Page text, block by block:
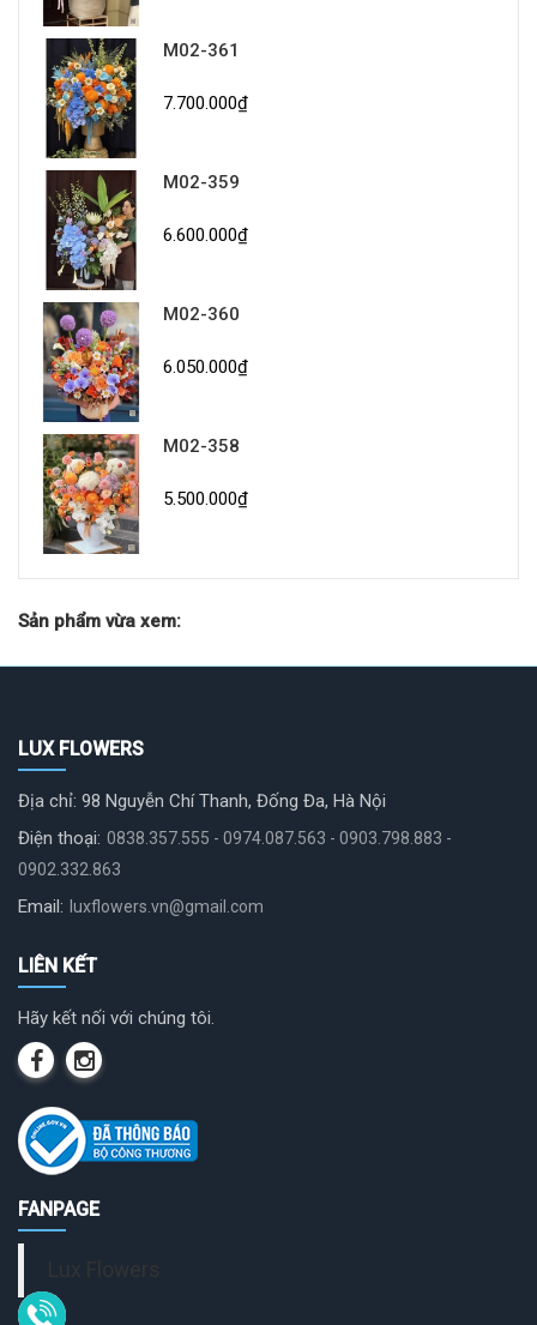
M02-361
7.700.000₫
M02-359
6.600.000₫
M02-360
6.050.000₫
M02-358
5.500.000₫
Sản phẩm vừa xem:
LUX FLOWERS
Địa chỉ: 98 Nguyễn Chí Thanh, Đống Đa, Hà Nội
Điện thoại: 0838.357.555 - 0974.087.563 - 0903.798.883 -
0902.332.863
Email: luxflowers.vn@gmail.com
LIÊN KẾT
Hãy kết nối với chúng tôi.
FANPAGE
Lux Flowers